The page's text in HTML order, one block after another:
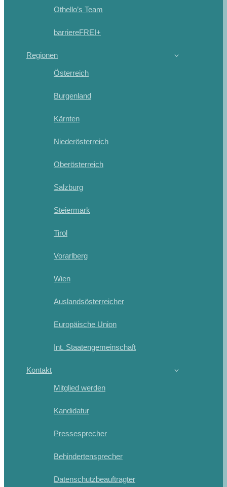
Othello’s Team
barriereFREI+
Regionen
Österreich
Burgenland
Kärnten
Niederösterreich
Oberösterreich
Salzburg
Steiermark
Tirol
Vorarlberg
Wien
Auslandsösterreicher
Europäische Union
Int. Staatengemeinschaft
Kontakt
Mitglied werden
Kandidatur
Pressesprecher
Behindertensprecher
Datenschutzbeauftragter